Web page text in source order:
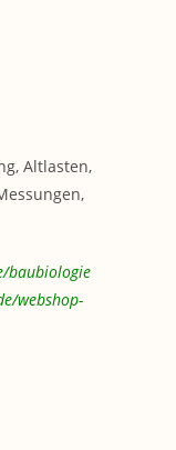
Altlasten,
baubiologie
webshop-